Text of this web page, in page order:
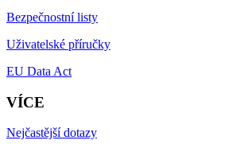
Bezpečnostní listy
Uživatelské příručky
EU Data Act
VÍCE
Nejčastější dotazy